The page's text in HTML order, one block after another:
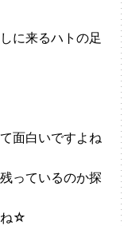
に来るハトの足
面白いですよね
っているのか探
ね☆